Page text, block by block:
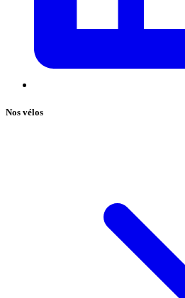
Nos vélos